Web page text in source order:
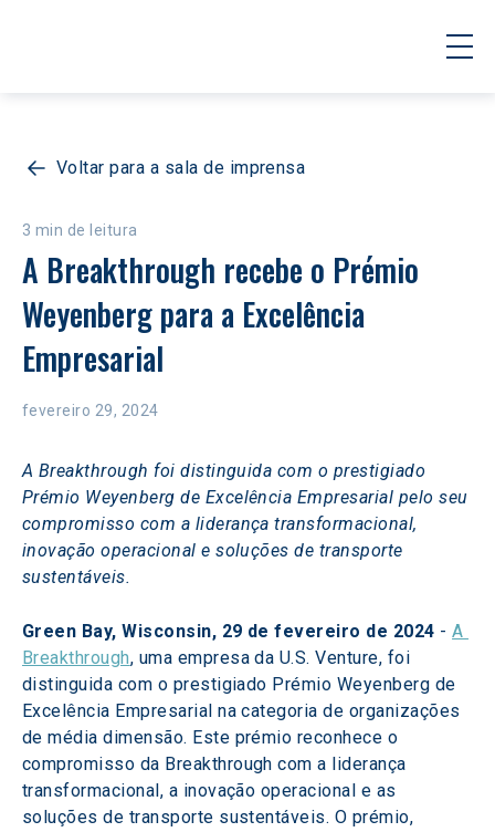
Voltar para a sala de imprensa
3 min de leitura
A Breakthrough recebe o Prémio
Weyenberg para a Excelência
Empresarial
fevereiro 29, 2024
A Breakthrough foi distinguida com o prestigiado
Prémio Weyenberg de Excelência Empresarial pelo seu
compromisso com a liderança transformacional,
inovação operacional e soluções de transporte
sustentáveis.
Green Bay, Wisconsin, 29 de fevereiro de 2024 - A
Breakthrough, uma empresa da U.S. Venture, foi
distinguida com o prestigiado Prémio Weyenberg de
Excelência Empresarial na categoria de organizações
de média dimensão. Este prémio reconhece o
compromisso da Breakthrough com a liderança
transformacional, a inovação operacional e as
soluções de transporte sustentáveis. O prémio,